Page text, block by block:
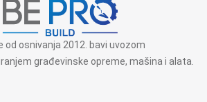
od osnivanja 2012. bavi uvozom
građevinske opreme, mašina i alata.